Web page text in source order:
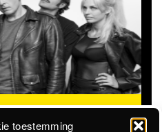
toestemming
STICKY SWEET
@STADSSTRAND
STEVIGE